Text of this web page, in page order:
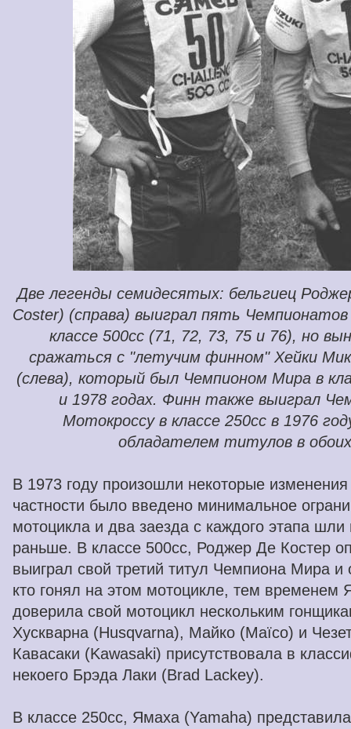
Две легенды семидесятых: бельгиец
Coster) (справа) выиграл пять
классе 500cc (71, 72, 73, 75 и 76), но
сражаться с "летучим финном" Хейки
(слева), который был Чемпионом Мира в
и 1978 годах. Финн также выиграл
Мотокроссу в классе 250cc в 1976
обладателем титулов в обоих
В 1973 году произошли некоторые
частности было введено минимальное
мотоцикла и два заезда с каждого этапа шли
раньше. В классе 500cc, Роджер Де Костер
выиграл свой третий титул Чемпиона Мира
кто гонял на этом мотоцикле, тем временем
доверила свой мотоцикл нескольким
Хускварна (Husqvarna), Майко (Maïco) и
Кавасаки (Kawasaki) присутствовала в
некоего Брэда Лаки (Brad Lackey).
В классе 250cc, Ямаха (Yamaha)